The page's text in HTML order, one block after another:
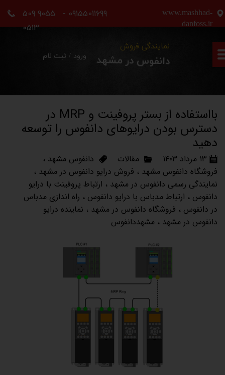
www.mashhad-
danfoss.ir
09155011699 - 9055 509
0513
نمایندگی فروش
ورود / ثبت نام
حساب کاربری من
تغییر گذر واژه
سفارشات
دانفوس در مشهد
بااستفاده از بستر پروفینت و MRP در
دسترس بودن درایوهای دانفوس را توسعه
دهید
۱۳ مرداد ۱۴۰۳ مقالات دانفوس مشهد ،
فروشگاه دانفوس مشهد ، فروش درایو دانفوس در مشهد ،
نمایندگی رسمی دانفوس در مشهد ، ارتباط پروفینت با درایو
دانفوس ، ارتباط مدباس با درایو دانفوس ، راه اندازی مدباس
در دانفوس ، فروشگاه دانفوس در مشهد ، نماینده درایو
دانفوس در مشهد ، مشهددانفوس